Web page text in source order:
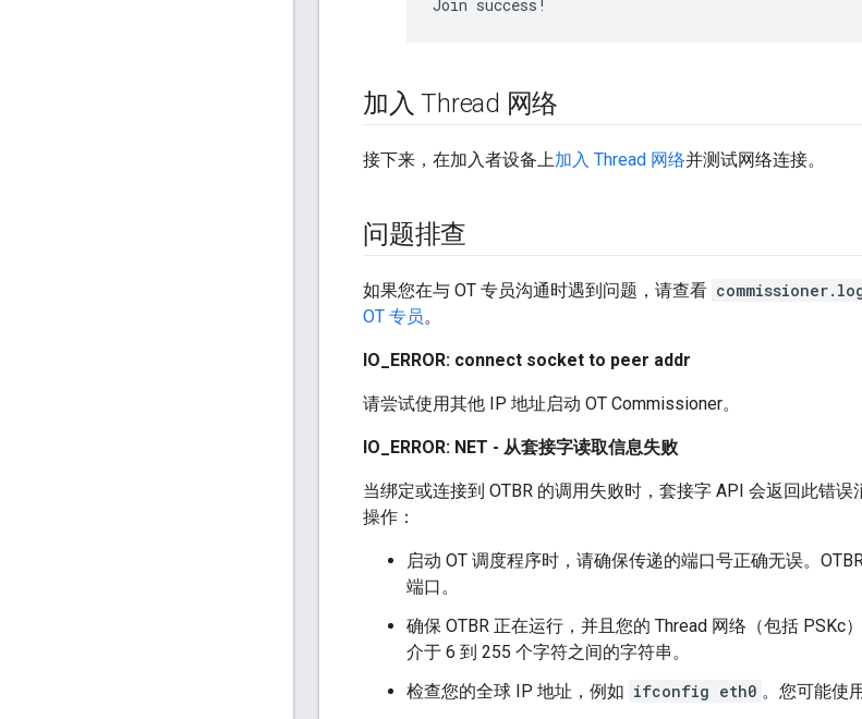
加入 Thread 网络
接下来，在加入者设备上加入 Thread 网络并测试网络连接。
问题排查
如果您在与 OT 专员沟通时遇到问题，请查看
OT 专员。
IO_ERROR: connect socket to peer addr
请尝试使用其他 IP 地址启动 OT Commissioner。
IO_ERROR: NET - 从套接字读取信息失败
当绑定或连接到 OTBR 的调用失败时，套接字 API 会返回此错
操作：
启动 OT 调度程序时，请确保传递的端口号正确无误。
端口。
确保 OTBR 正在运行，并且您的 Thread 网络（包括
介于 6 到 255 个字符之间的字符串。
检查您的全球 IP 地址，例如 ifconfig eth0 。您可能使